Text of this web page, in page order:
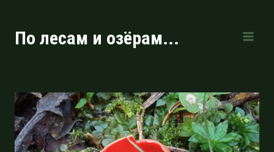
содержимому
По лесам и озёрам...